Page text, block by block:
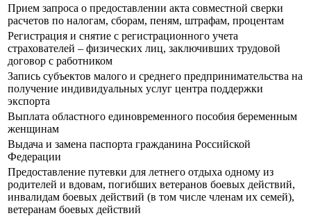
Прием запроса о предоставлении акта совместной сверки
расчетов по налогам, сборам, пеням, штрафам, процентам
Регистрация и снятие с регистрационного учета
страхователей – физических лиц, заключивших трудовой
договор с работником
Запись субъектов малого и среднего предпринимательства на
получение индивидуальных услуг центра поддержки
экспорта
Выплата областного единовременного пособия беременным
женщинам
Выдача и замена паспорта гражданина Российской
Федерации
Предоставление путевки для летнего отдыха одному из
родителей и вдовам, погибших ветеранов боевых действий,
инвалидам боевых действий (в том числе членам их семей),
ветеранам боевых действий